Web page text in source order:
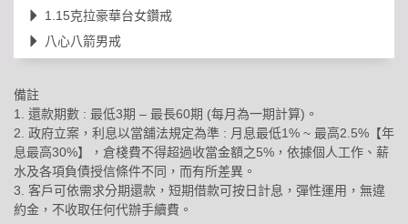
1.15克拉豪華台女鑽戒
八心八箭男戒
備註
1. 還款期數 : 最低3期 – 最長60期 (每月為一期計算)。
2. 政府立案，利息以當舖法規定為準 : 月息最低1% ~ 最高2.5%【年
息最高30%】，倉棧費不得超過收當金額之5%，依據個人工作、薪
水及各項負債授信條件不同，而有所差異。
3. 客戶可依需求分期還款，短期借款可按日計息，彈性運用，無違
約金，不收取任何代辦手續費。